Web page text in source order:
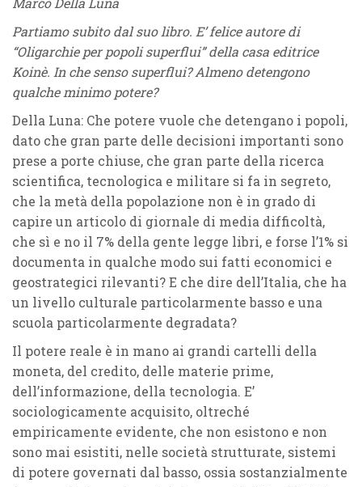
Partiamo subito dal suo libro. E’ felice autore di
“Oligarchie per popoli superflui” della casa editrice
Koinè. In che senso superflui? Almeno detengono
qualche minimo potere?
Della Luna: Che potere vuole che detengano i popoli,
dato che gran parte delle decisioni importanti sono
prese a porte chiuse, che gran parte della ricerca
scientifica, tecnologica e militare si fa in segreto,
che la metà della popolazione non è in grado di
capire un articolo di giornale di media difficoltà,
che sì e no il 7% della gente legge libri, e forse l’1% si
documenta in qualche modo sui fatti economici e
geostrategici rilevanti? E che dire dell’Italia, che ha
un livello culturale particolarmente basso e una
scuola particolarmente degradata?
Il potere reale è in mano ai grandi cartelli della
moneta, del credito, delle materie prime,
dell’informazione, della tecnologia. E’
sociologicamente acquisito, oltreché
empiricamente evidente, che non esistono e non
sono mai esistiti, nelle società strutturate, sistemi
di potere governati dal basso, ossia sostanzialmente